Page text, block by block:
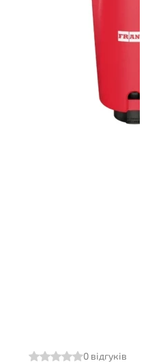
0 відгуків